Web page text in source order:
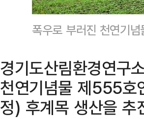
폭우로 부러진 천연기
경기도산림환경연구
천연기념물 제555호
정) 후계목 생산을